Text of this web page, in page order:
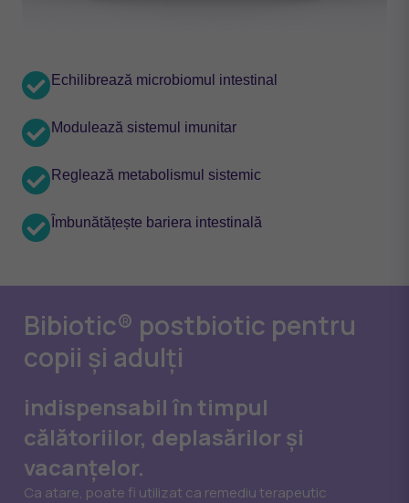
Echilibrează microbiomul intestinal
Modulează sistemul imunitar
Reglează metabolismul sistemic
Îmbunătățește bariera intestinală
Bibiotic® postbiotic pentru
copii și adulți
indispensabil în timpul
călătoriilor, deplasărilor și
vacanțelor.
Ca atare, poate fi utilizat ca remediu terapeutic